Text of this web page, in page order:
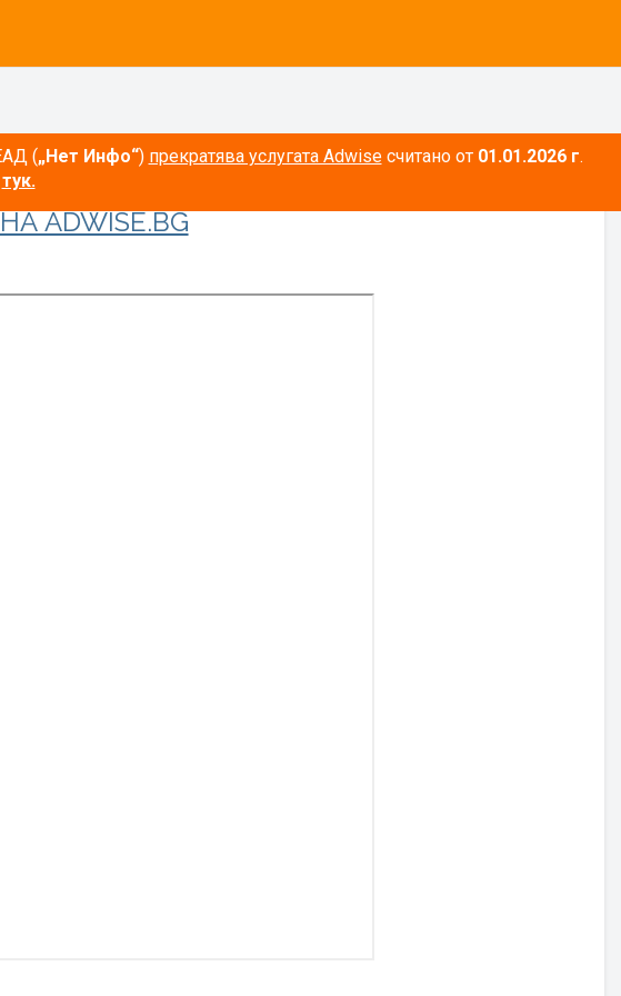
(„Нет Инфо“) прекратява услугата Adwiseсчитано от 01.01.2026 г.
тук.
ADWISE.BG